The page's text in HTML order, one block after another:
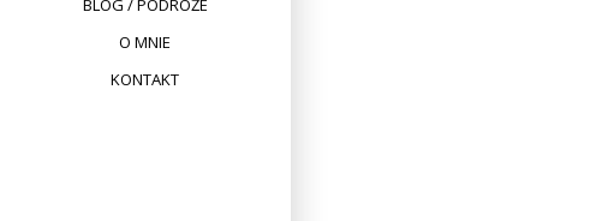
BLOG / PODRÓŻE
O MNIE
KONTAKT